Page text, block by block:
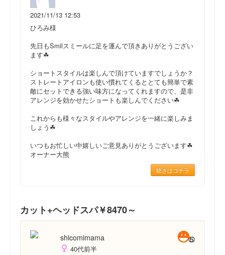
2021/11/13 12:53
ひろみ様
先日もSmilスミールに足を運んで頂きありがとうござい
ます☘
ショートスタイルは楽しんで頂けていますでしょうか？
ストレートアイロンも使い慣れてくるととても簡単で素
敵にセットできる強い味方になってくれますので、是非
アレンジを効かせたショートも楽しんでください☘
これからも様々なスタイルやアレンジを一緒に楽しみま
しょう☘
いつもお忙しい中嬉しいご意見ありがとうございます☘
オーナー大熊
続きはコチラ
カット+ヘッドスパ￥8470～
shicomimama
40代前半